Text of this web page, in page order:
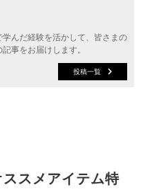
んだ経験を活かして、皆さまの
事をお届けします。
投稿一覧
ススメアイテム特